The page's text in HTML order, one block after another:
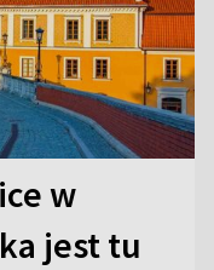
w
jest tu